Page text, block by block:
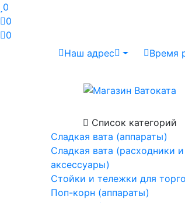
0
0
0
Наш адрес
Время
Список категорий
Сладкая вата (аппараты)
Сладкая вата (расходники и
аксессуары)
Стойки и тележки для
Поп-корн (аппараты)